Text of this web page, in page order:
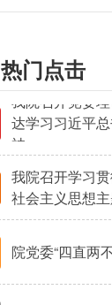
热门点击
我院召开党委
达学习习近平
神
我院召开学习
社会主义思想
院党委“四直两